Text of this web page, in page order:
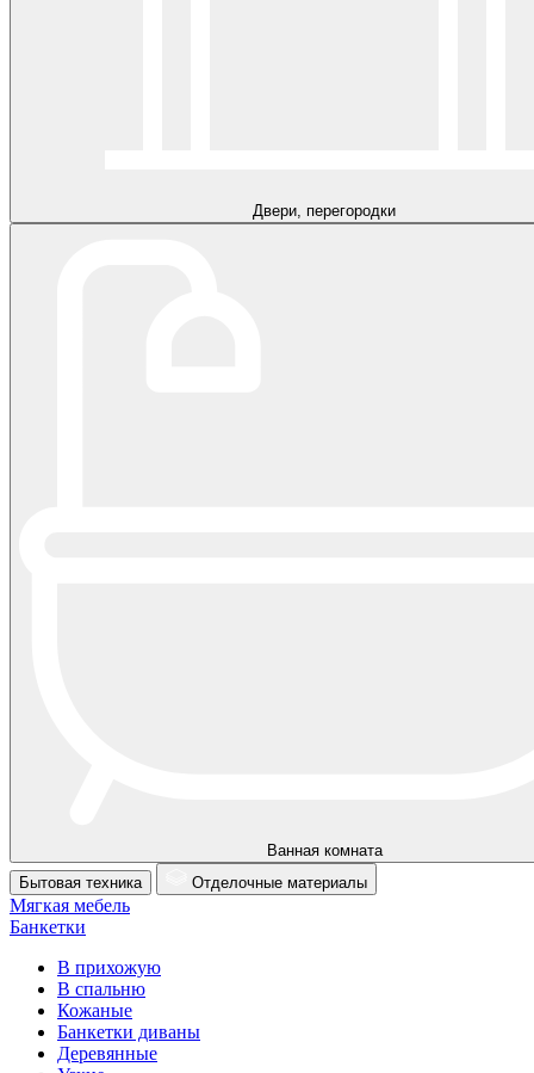
Двери, перегородки
Ванная комната
Бытовая техника
Отделочные материалы
Мягкая мебель
Банкетки
В прихожую
В спальню
Кожаные
Банкетки диваны
Деревянные